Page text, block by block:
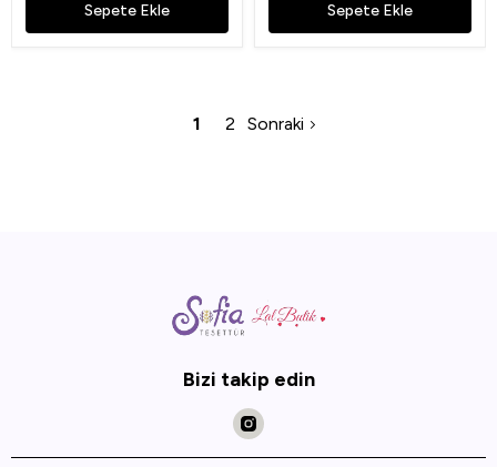
Sepete Ekle Sepete Ekle
1 2 Sonraki
Bizi takip edin